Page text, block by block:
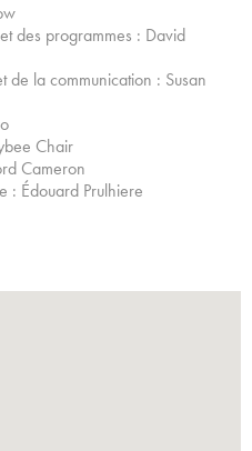
des programmes : David
de la communication : Susan
Chair
Cameron
: Édouard Prulhiere